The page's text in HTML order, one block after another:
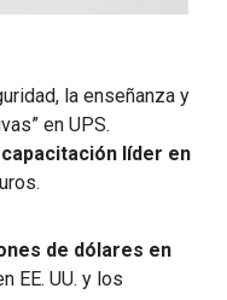
la enseñanza y
en UPS.
capacitación líder en
de dólares en
EE. UU. y los